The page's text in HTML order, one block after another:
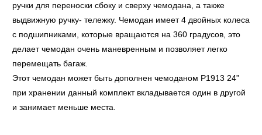
ручки для переноски сбоку и сверху чемодана, а также
выдвижную ручку- тележку. Чемодан имеет 4 двойных колеса
с подшипниками, которые вращаются на 360 градусов, это
делает чемодан очень маневренным и позволяет легко
перемещать багаж.
Этот чемодан может быть дополнен чемоданом Р1913 24”
при хранении данный комплект вкладывается один в другой
и занимает меньше места.